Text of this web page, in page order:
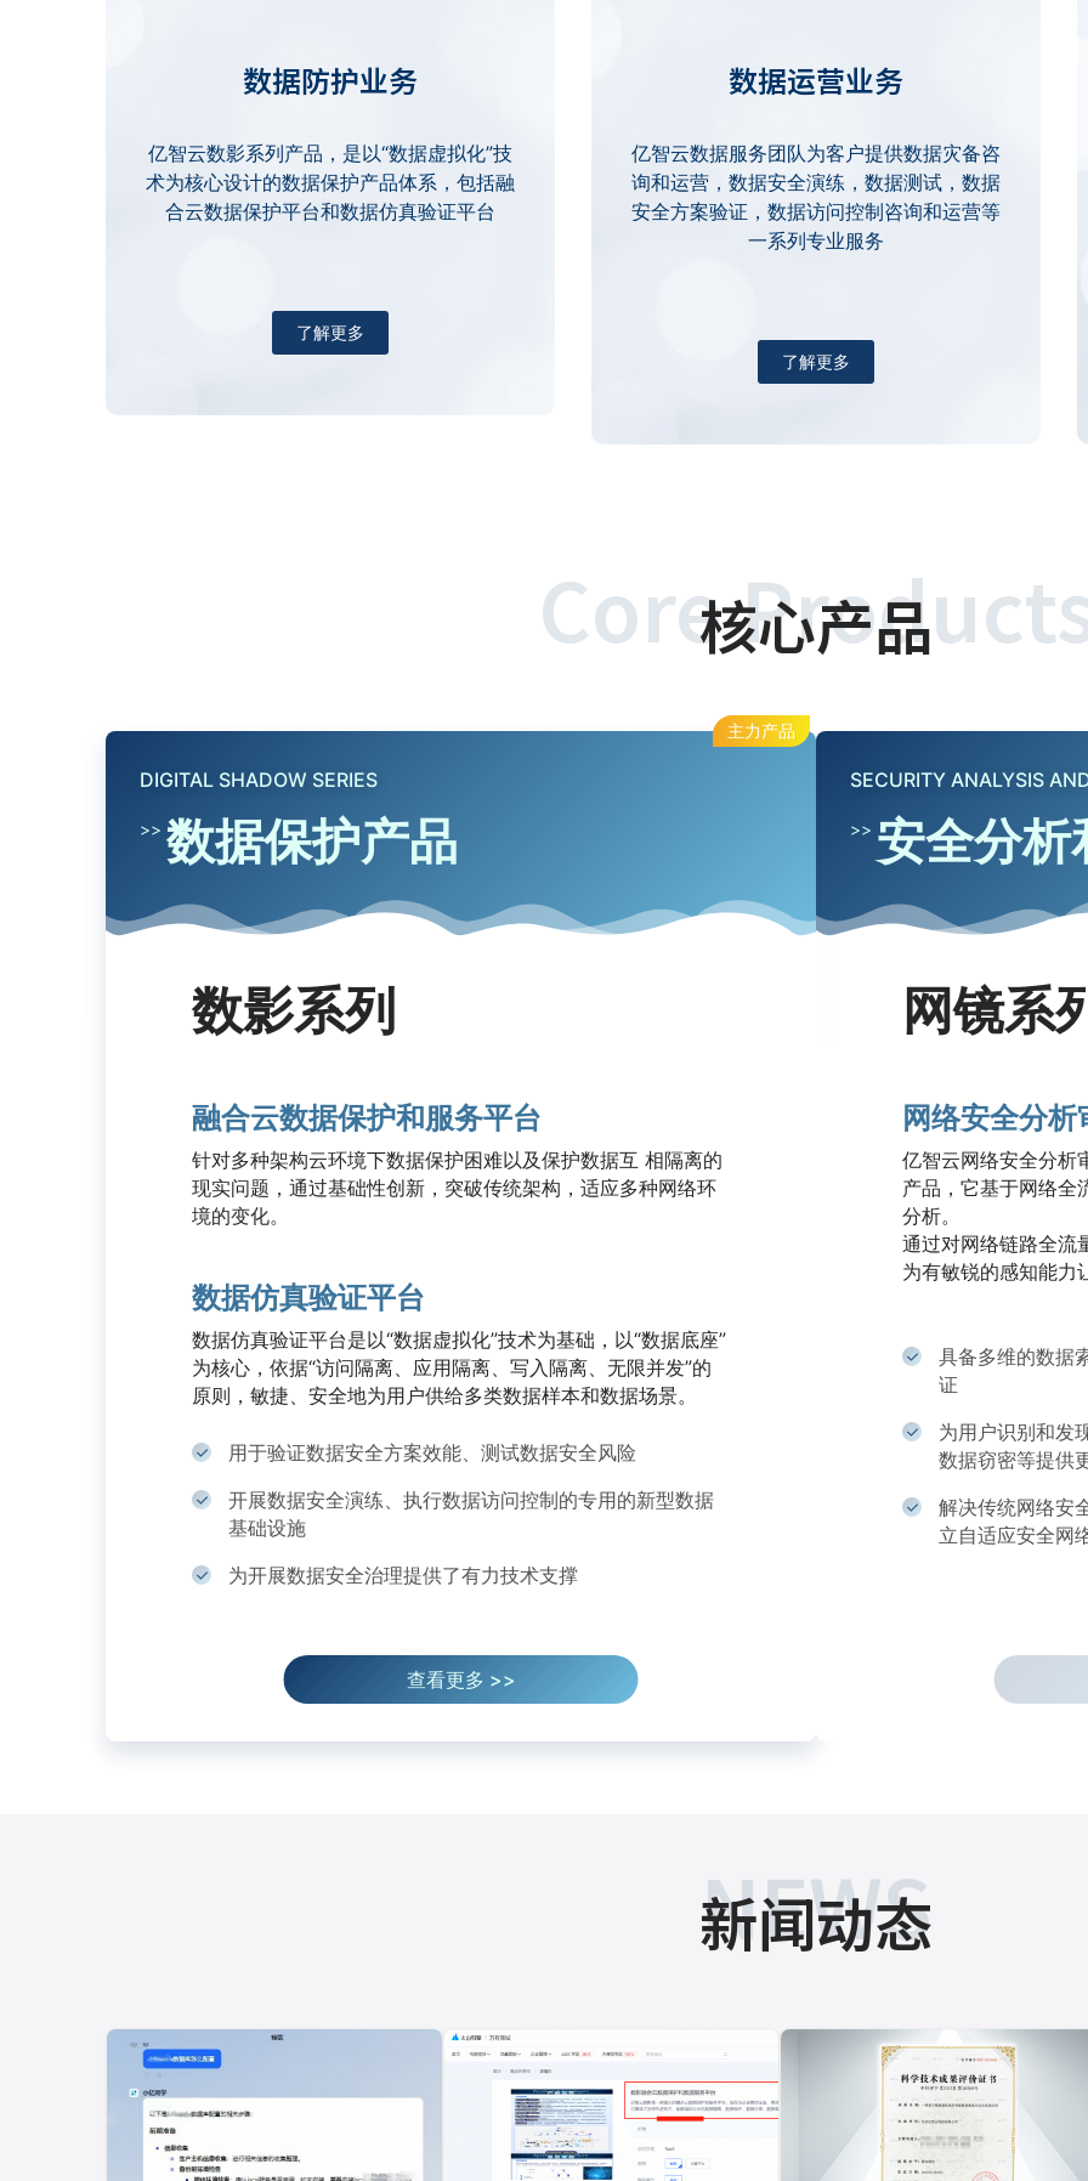
数据防护业务
亿智云数影系列产品，是以“数据虚拟化”技
术为核心设计的数据保护产品体系，包括融
合云数据保护平台和数据仿真验证平台
了解更多
数据运营业务
亿智云数据服务团队为客户提供数据灾备咨
询和运营，数据安全演练，数据测试，数据
安全方案验证，数据访问控制咨询和运营等
一系列专业服务
了解更多
核心产品
Core
主力产品
DIGITAL SHADOW SERIES
>> 数据保护产品
数影系列
融合云数据保护和服务平台
针对多种架构云环境下数据保护困难以及保护数据互 相隔离的
现实问题，通过基础性创新，突破传统架构，适应多种网络环
境的变化。
数据仿真验证平台
数据仿真验证平台是以“数据虚拟化”技术为基础，以“数据底座”
为核心，依据“访问隔离、应用隔离、写入隔离、无限并发”的
原则，敏捷、安全地为用户供给多类数据样本和数据场景。
用于验证数据安全方案效能、测试数据安全风险
开展数据安全演练、执行数据访问控制的专用的新型数据
基础设施
为开展数据安全治理提供了有力技术支撑
查看更多 >>
SECURITY ANALYSIS
>> 安全分析
网镜系
网络安全分
亿智云网络安全分析
产品，它基于网络全
分析。
通过对网络链路全流
为有敏锐的感知能力
具备多维的数据
证
为用户识别和发
数据窃密等提供
解决传统网络安
立自适应安全网
新闻动态
NEWS